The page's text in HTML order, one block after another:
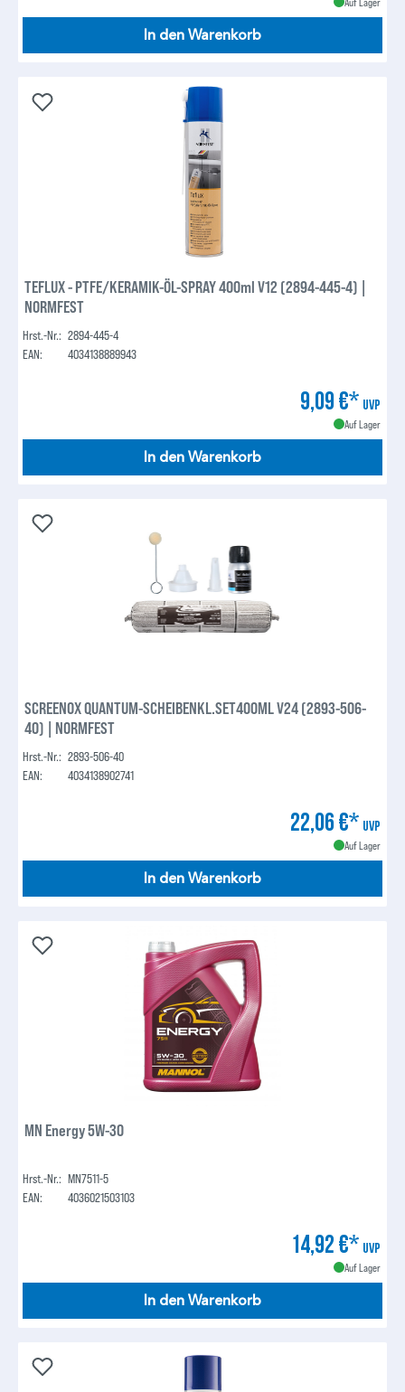
In den Warenkorb
TEFLUX - PTFE/KERAMIK-ÖL-SPRAY 400ml V12 (2894-445-4) |
NORMFEST
Hrst.-Nr.: 2894-445-4
EAN:
4034138889943
9,09 €* UVP
Auf Lager
In den Warenkorb
SCREENOX QUANTUM-SCHEIBENKL.SET400ML V24 (2893-506-
40) | NORMFEST
Hrst.-Nr.: 2893-506-40
EAN:
4034138902741
22,06 €* UVP
Auf Lager
In den Warenkorb
MN Energy 5W-30
Hrst.-Nr.: MN7511-5
EAN:
4036021503103
14,92 €* UVP
Auf Lager
In den Warenkorb